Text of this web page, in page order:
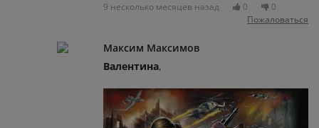
9 несколько месяцев назад 0
0
Пожаловаться
Максим Максимов
Валентина,